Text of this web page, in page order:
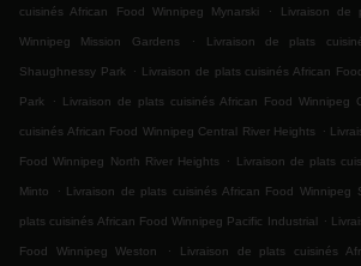
cuisinés African Food Winnipeg Mynarski . Livraison de
Winnipeg Mission Gardens . Livraison de plats
Shaughnessy Park . Livraison de plats cuisinés African
Park . Livraison de plats cuisinés African Food Winnipeg
cuisinés African Food Winnipeg Central River Heights .
Food Winnipeg North River Heights . Livraison de plats
Minto . Livraison de plats cuisinés African Food Winnipeg
plats cuisinés African Food Winnipeg Pacific Industrial .
Food Winnipeg Weston . Livraison de plats cuisinés